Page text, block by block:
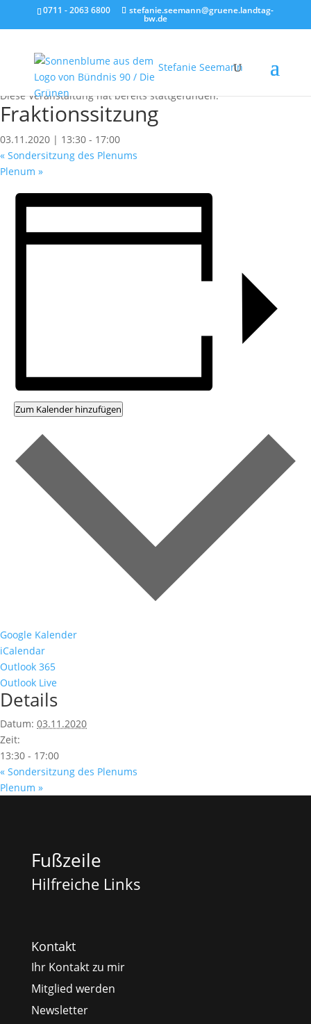
0711 - 2063 6800 stefanie.seemann@gruene.landtag-
bw.de
Stefanie Seemann
« Alle Veranstaltungen
Diese Veranstaltung hat bereits stattgefunden.
Fraktionssitzung
03.11.2020 | 13:30 - 17:00
« Sondersitzung des Plenums
Plenum »
Zum Kalender hinzufügen
Google Kalender
iCalendar
Outlook 365
Outlook Live
Details
Datum: 03.11.2020
Zeit:
13:30 - 17:00
« Sondersitzung des Plenums
Plenum »
Fußzeile
Hilfreiche Links
Kontakt
Ihr Kontakt zu mir
Mitglied werden
Newsletter